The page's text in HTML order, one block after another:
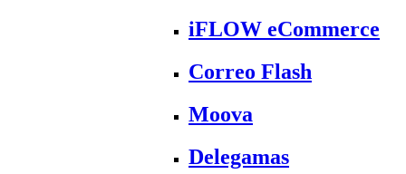
iFLOW eCommerce
Correo Flash
Moova
Delegamas